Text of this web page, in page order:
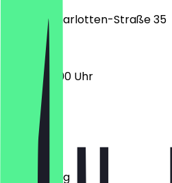
Sophie-Charlotten-Straße 35
10:00 - 23:00 Uhr
Montag
Dienstag
Mittwoch
Donnerstag